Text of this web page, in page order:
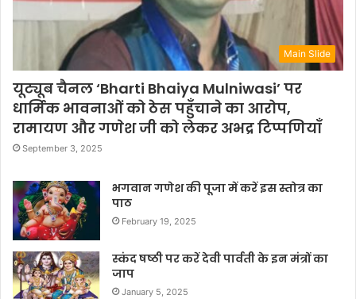
Main Slide
यूट्यूब चैनल ‘Bharti Bhaiya Mulniwasi’ पर
धार्मिक भावनाओं को ठेस पहुँचाने का आरोप,
रामायण और गणेश जी को लेकर अभद्र टिप्पणियाँ
September 3, 2025
भगवान गणेश की पूजा में करें इस स्तोत्र का
पाठ
February 19, 2025
स्कंद षष्ठी पर करें देवी पार्वती के इन मंत्रों का
जाप
January 5, 2025